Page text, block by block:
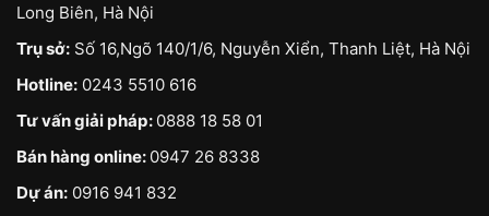
Long Biên, Hà Nội
Trụ sở: Số 16,Ngõ 140/1/6, Nguyễn Xiển, Thanh Liệt, Hà Nội
Hotline: 0243 5510 616
Tư vấn giải pháp: 0888 18 58 01
Bán hàng online: 0947 26 8338
Dự án: 0916 941 832